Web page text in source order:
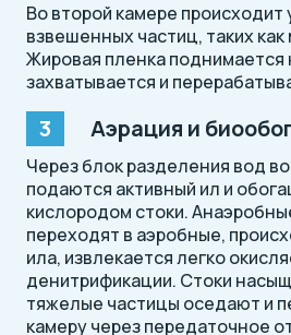
Во второй камере происходит
взвешенных частиц, таких как
Жировая пленка поднимается
захватывается и
Аэрация и
Через блок разделения вод
подаются активный ил и
кислородом стоки.
переходят в аэробные,
ила, извлекается легко
денитрификации. Стоки
тяжелые частицы оседают и
камеру через передаточное